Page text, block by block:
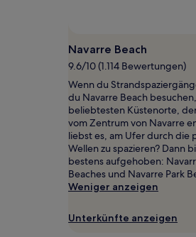
Verfügbarkeiten
können
ändern.
Es
können
zusätzliche
Bedingungen
gelten.
Navarre Beach
9.6/10 (1.114 Bewertungen)
Wenn du
du Navarre Beach
beliebtesten Küstenorte,
vom Zentrum von Navarre
liebst es, am Ufer durch die
Wellen zu spazieren? Dann
bestens aufgehoben:
Beaches und Navarre Park
Weniger anzeigen
Unterkünfte anzeigen